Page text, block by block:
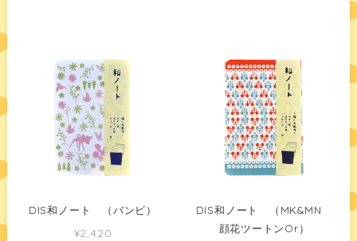
DIS和ノート （バンビ）
¥2,420
DIS和ノート （MK&MN
顔花ツートンOr）